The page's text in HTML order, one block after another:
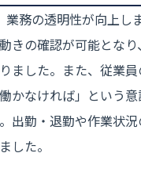
業務の透明性が向上し
きの確認が可能とな
ました。また、従業
かなければ」という
出勤・退勤や作業状
した。